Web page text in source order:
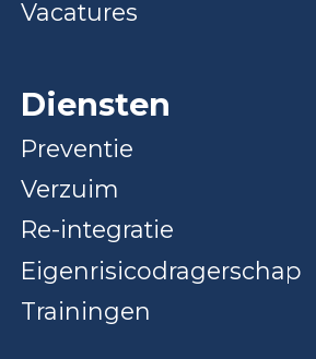
Vacatures
Diensten
Preventie
Verzuim
Re-integratie
Eigenrisicodragerschap
Trainingen